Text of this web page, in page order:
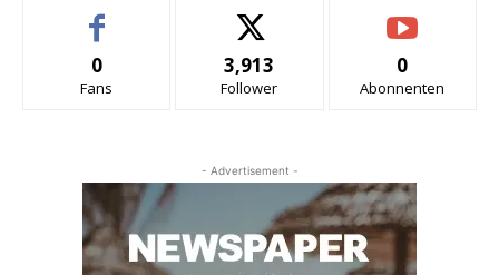
0
Fans
3,913
Follower
0
Abonnenten
- Advertisement -